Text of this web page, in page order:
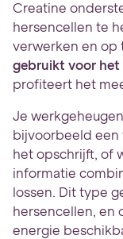
Creatine
hersencellen te
verwerken en op
gebruikt voor
profiteert het
Je
bijvoorbeeld
het opschrijft, of
informatie
lossen. Dit type
hersencellen, en
energie